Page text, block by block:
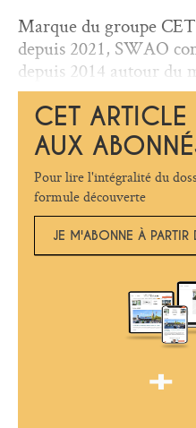
Marque du groupe
depuis 2021, SWAO
depuis 2014 autour du
CET ARTICLE
AUX
Pour lire l'intégralité du
formule découverte
JE M'ABONNE À